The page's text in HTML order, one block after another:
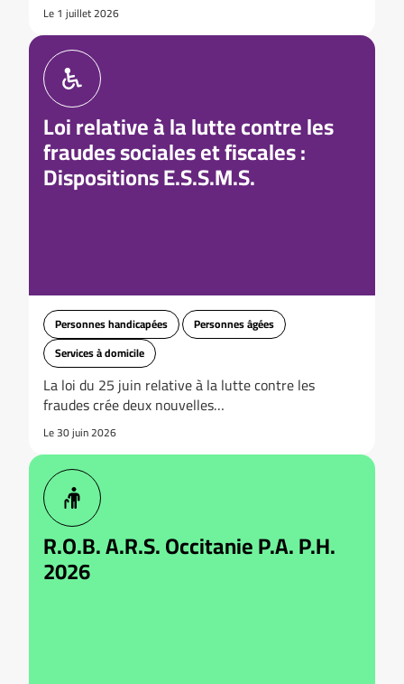
Le 1 juillet 2026
Loi relative à la lutte contre les
fraudes sociales et fiscales :
Dispositions E.S.S.M.S.
Personnes handicapées
Personnes âgées
Services à domicile
La loi du 25 juin relative à la lutte contre les
fraudes crée deux nouvelles…
Le 30 juin 2026
R.O.B. A.R.S. Occitanie P.A. P.H.
2026